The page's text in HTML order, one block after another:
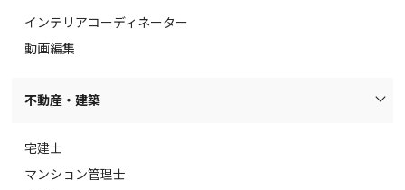
インテリアコーディネーター
動画編集
不動産・建築
宅建士
マンション管理士